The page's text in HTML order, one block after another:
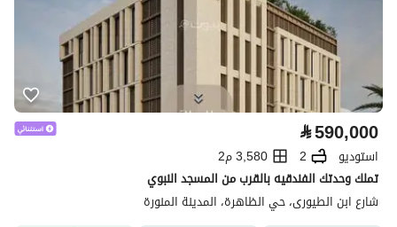
⃁590,000
استوديو 2
3,580 م2
تملك وحدتك الفندقيه بالقرب من المسجد النبوي
شارع ابن الطيورى، حي الظاهرة، المدينة المنورة